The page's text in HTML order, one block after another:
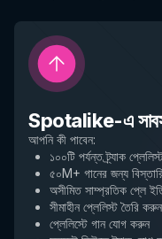
Spotalike-এ
আপনি কী পাবেন:
১০০টি পর্যন্ত ট্র্যাক
৫০M+ গানের জন্য
অসীমিত সাম্প্রতিক প্লে
সীমাহীন প্লেলিস্ট তৈরি করুন
প্লেলিস্টে গান যোগ করুন